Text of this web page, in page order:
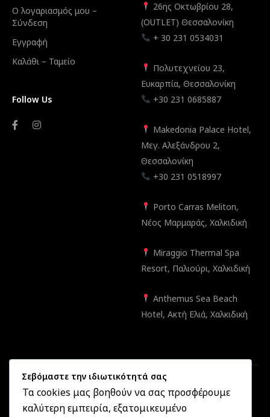
Ο λογαριασμός μου –
Σύνδεση
Εγγραφή
Καλάθι – Ταμείο
Follow Us
26ης Οκτωβρίου 28,
(OUTLET) Θεσσαλονίκη
+ 30 231 0534031
Πολυτεχνείου 23,
Ευκαρπία, Θεσσαλονίκη
+30 231 0685887
Makedonia Palace Hotel,
Μεγ. Αλεξάνδρου 2,
Θεσσαλονίκη
+30 231 0518997
Porto Carras Meliton,
Νέος Μαρμαράς, Χαλκιδική
Miraggio Thermal Spa
Resort, Παλιούρι, Χαλκιδική
Anthemus Sea Beach
Hotel, Ακτή Ελιά, Χαλκιδική
Created by Informatique.gr2025 ©OptikonXpress.com
Σεβόμαστε την ιδιωτικότητά σας
Τα cookies μας βοηθούν να σας προσφέρουμε
καλύτερη εμπειρία, εξατομικευμένο